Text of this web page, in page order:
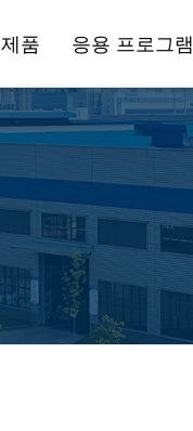
제품 응용 프로그램